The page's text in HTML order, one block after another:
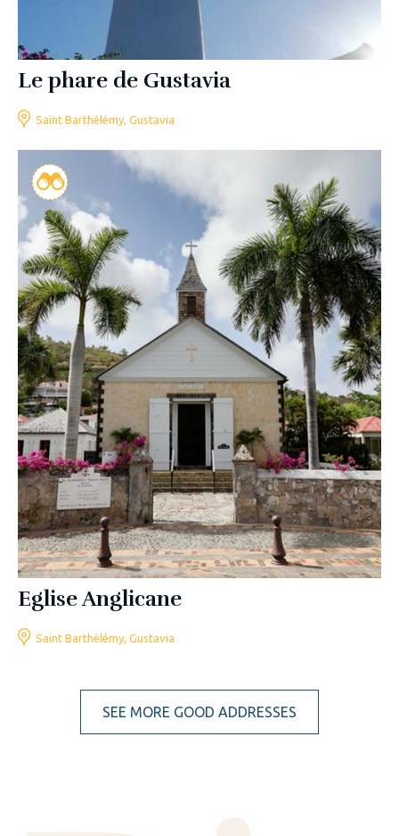
Le phare de Gustavia
Saint Barthélémy, Gustavia
Eglise Anglicane
Saint Barthélémy, Gustavia
SEE MORE GOOD ADDRESSES